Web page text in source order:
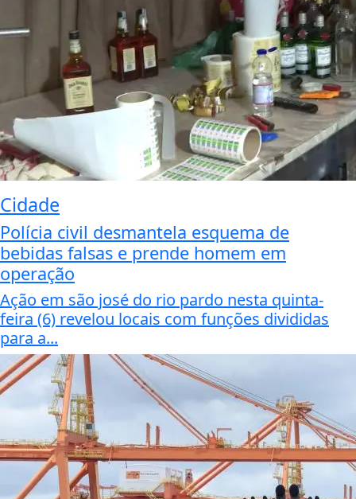
Cidade
Polícia civil desmantela esquema de
bebidas falsas e prende homem em
operação
Ação em são josé do rio pardo nesta quinta-
feira (6) revelou locais com funções divididas
para a...